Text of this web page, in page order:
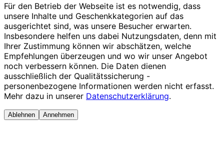
Für den Betrieb der Webseite ist es notwendig, dass
unsere Inhalte und Geschenkkategorien auf das
ausgerichtet sind, was unsere Besucher erwarten.
Insbesondere helfen uns dabei Nutzungsdaten, denn mit
Ihrer Zustimmung können wir abschätzen, welche
Empfehlungen überzeugen und wo wir unser Angebot
noch verbessern können. Die Daten dienen
ausschließlich der Qualitätssicherung -
personenbezogene Informationen werden nicht erfasst.
Mehr dazu in unserer Datenschutzerklärung.
Ablehnen Annehmen